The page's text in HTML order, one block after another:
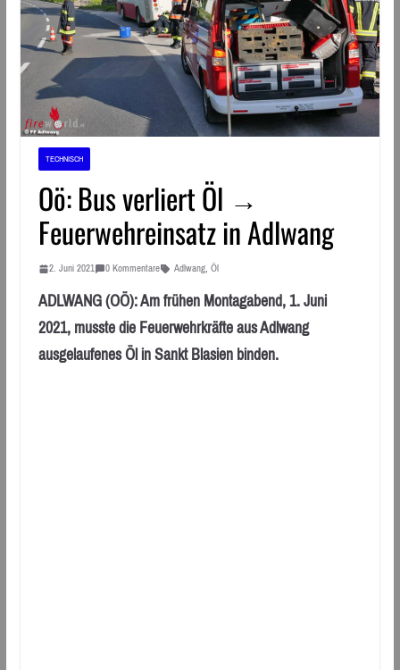
TECHNISCH
Oö: Bus verliert Öl →
Feuerwehreinsatz in Adlwang
2. Juni 2021 0 Kommentare Adlwang, Öl
ADLWANG (OÖ): Am frühen Montagabend, 1. Juni
2021, musste die Feuerwehrkräfte aus Adlwang
ausgelaufenes Öl in Sankt Blasien binden.